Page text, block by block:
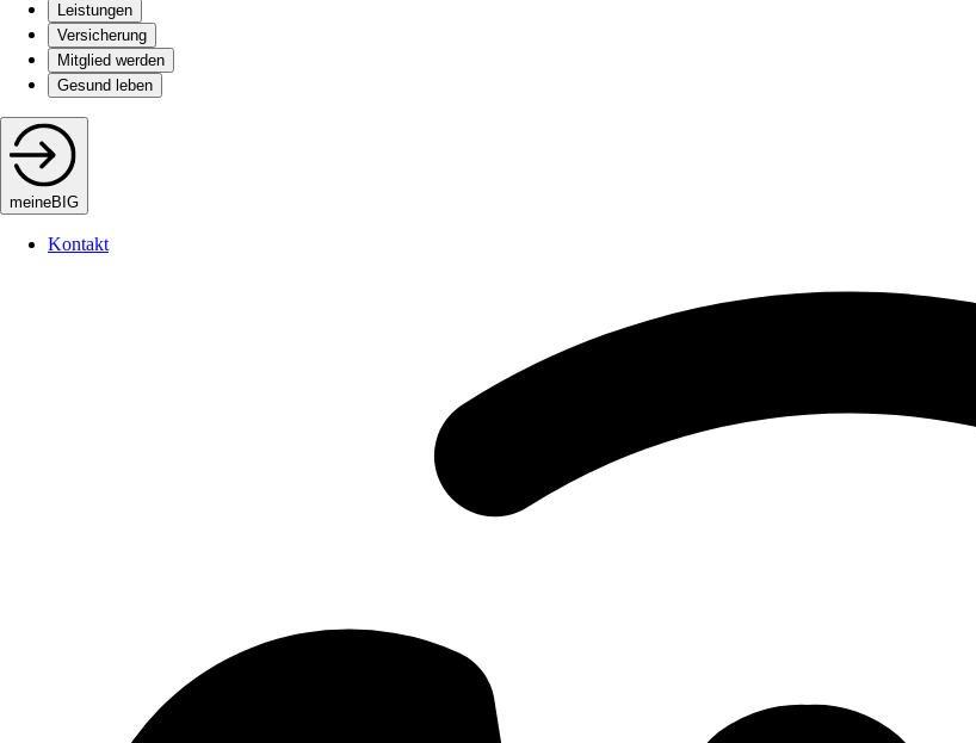
Leistungen
Versicherung
Mitglied werden
Gesund leben
meineBIG
Kontakt